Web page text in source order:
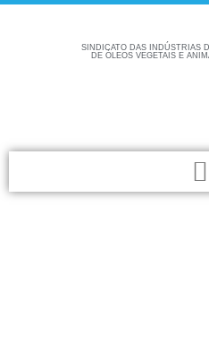
SINDICATO DAS INDÚSTRIAS
DE ÓLEOS VEGETAIS E